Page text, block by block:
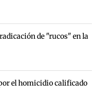
de "rucos" en la
el homicidio calificado